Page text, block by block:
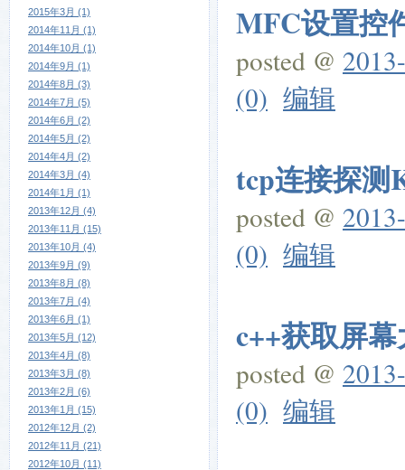
2015年3月 (1)
2014年11月 (1)
2014年10月 (1)
2014年9月 (1)
2014年8月 (3)
2014年7月 (5)
2014年6月 (2)
2014年5月 (2)
2014年4月 (2)
2014年3月 (4)
2014年1月 (1)
2013年12月 (4)
2013年11月 (15)
2013年10月 (4)
2013年9月 (9)
2013年8月 (8)
2013年7月 (4)
2013年6月 (1)
2013年5月 (12)
2013年4月 (8)
2013年3月 (8)
2013年2月 (6)
2013年1月 (15)
2012年12月 (2)
2012年11月 (21)
2012年10月 (11)
MFC设置控
posted @
(0) 编辑
tcp连接探测
posted @
(0) 编辑
c++获取屏
posted @
(0) 编辑